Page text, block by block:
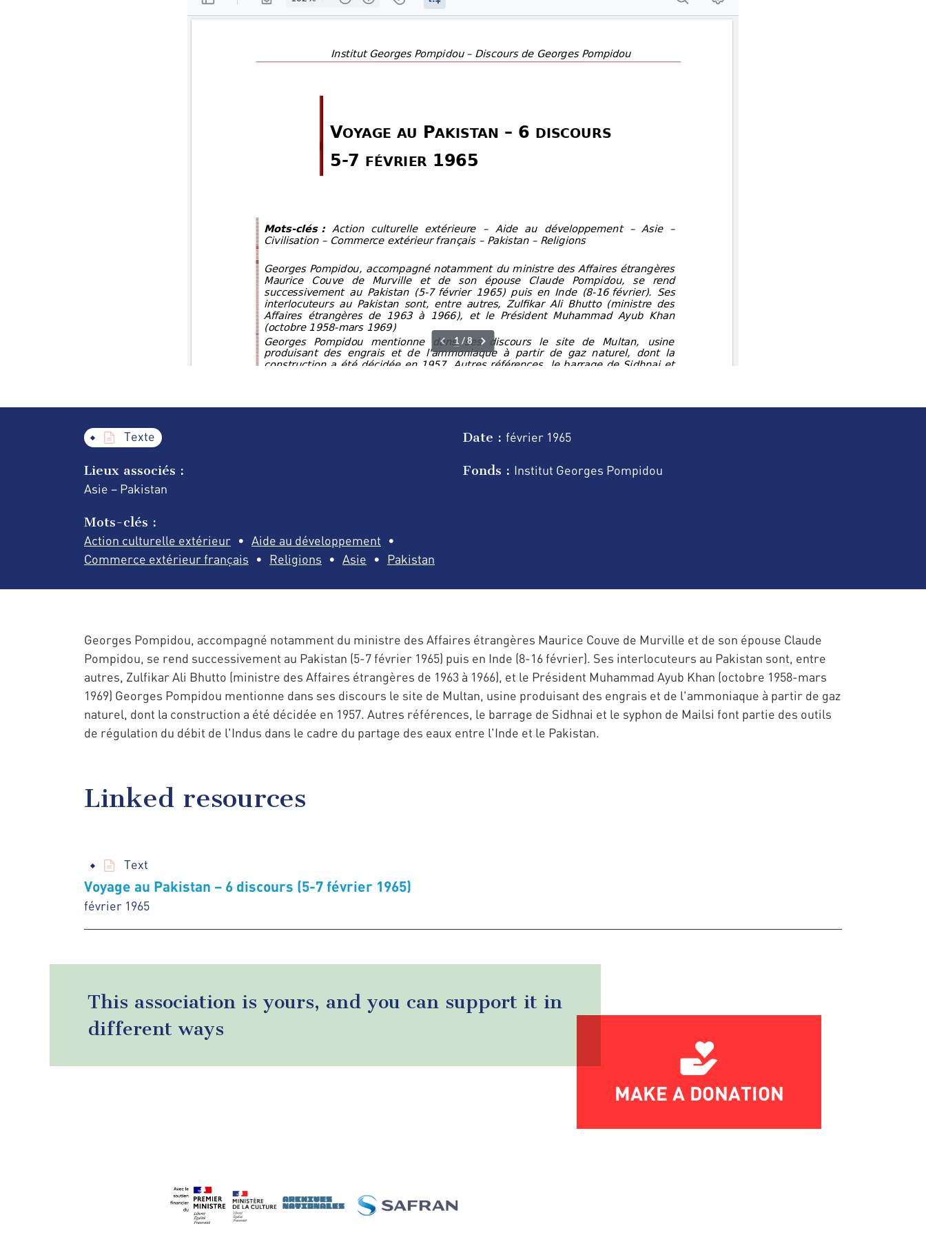
Texte
Lieux associés :
Asie – Pakistan
Mots-clés :
Action culturelle extérieur
Aide au développement
Commerce extérieur français
Religions Asie Pakistan
Date : février 1965
Fonds : Institut Georges Pompidou
Georges Pompidou, accompagné notamment du ministre des Affaires étrangères Maurice Couve de Murville et de son épouse Claude
Pompidou, se rend successivement au Pakistan (5-7 février 1965) puis en Inde (8-16 février). Ses interlocuteurs au Pakistan sont, entre
autres, Zulfikar Ali Bhutto (ministre des Affaires étrangères de 1963 à 1966), et le Président Muhammad Ayub Khan (octobre 1958-mars
1969) Georges Pompidou mentionne dans ses discours le site de Multan, usine produisant des engrais et de l'ammoniaque à partir de gaz
naturel, dont la construction a été décidée en 1957. Autres références, le barrage de Sidhnai et le syphon de Mailsi font partie des outils
de régulation du débit de l'Indus dans le cadre du partage des eaux entre l'Inde et le Pakistan.
Linked resources
Text
Voyage au Pakistan – 6 discours (5-7 février 1965)
février 1965
This association is yours, and you can support it in
different ways
MAKE A DONATION